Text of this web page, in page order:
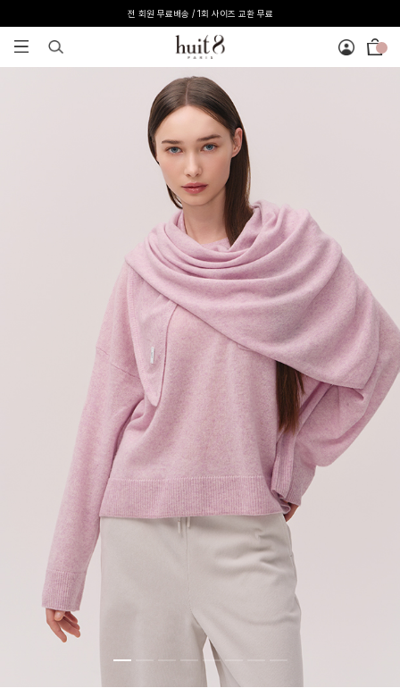
[온라인 익스클루시브] 온라인 회원 단독 40%